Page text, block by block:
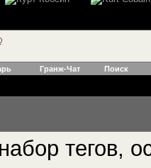
Гранж-Чат Поиск
тегов,